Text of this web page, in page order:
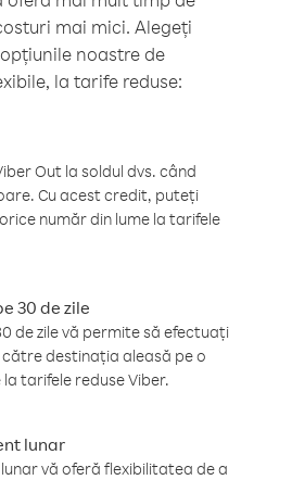
mai mici. Alegeți
noastre de
la tarife reduse:
Out la soldul dvs. când
Cu acest credit, puteți
număr din lume la tarifele
30 de zile
de zile vă permite să efectuați
destinația aleasă pe o
tarifele reduse Viber.
lunar
vă oferă flexibilitatea de a